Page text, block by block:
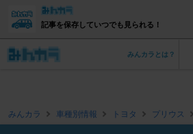
記事を保存していつでも見られる！
みんカラとは？
みんカラ 車種別情報 トヨタ プリウス